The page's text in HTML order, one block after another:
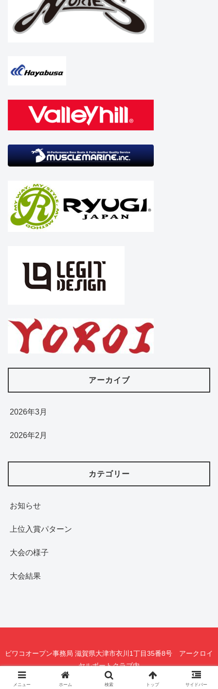
アーカイブ
2026年3月
2026年2月
カテゴリー
お知らせ
上位入賞パターン
大会の様子
大会結果
ビワコオープン事務局 滋賀県大津市衣川1丁目35番8号 アークロイ
ヤルボートクラブ内
メニュー ホーム 検索 トップ サイドバー